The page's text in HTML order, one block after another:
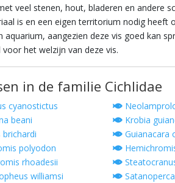
veel stenen, hout, bladeren en andere
is en een eigen territorium nodig heeft
aquarium, aangezien deze vis goed kan
voor het welzijn van deze vis.
in de familie Cichlidae
cyanostictus
beani
Krobia
brichardi
Guianacara
polyodon
rhoadesii
williamsi